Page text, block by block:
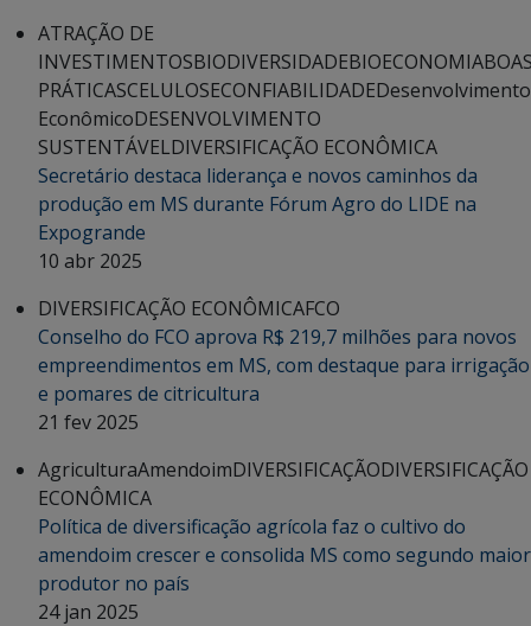
ATRAÇÃO DE
INVESTIMENTOSBIODIVERSIDADEBIOECONOMIA
PRÁTICASCELULOSECONFIABILIDADEDesenvolvimento
EconômicoDESENVOLVIMENTO
SUSTENTÁVELDIVERSIFICAÇÃO ECONÔMICA
Secretário destaca liderança e novos caminhos da
produção em MS durante Fórum Agro do LIDE na
Expogrande
10 abr 2025
DIVERSIFICAÇÃO ECONÔMICAFCO
Conselho do FCO aprova R$ 219,7 milhões para novos
empreendimentos em MS, com destaque para irrigação
e pomares de citricultura
21 fev 2025
AgriculturaAmendoimDIVERSIFICAÇÃODIVERSIFICAÇÃO
ECONÔMICA
Política de diversificação agrícola faz o cultivo do
amendoim crescer e consolida MS como segundo maior
produtor no país
24 jan 2025